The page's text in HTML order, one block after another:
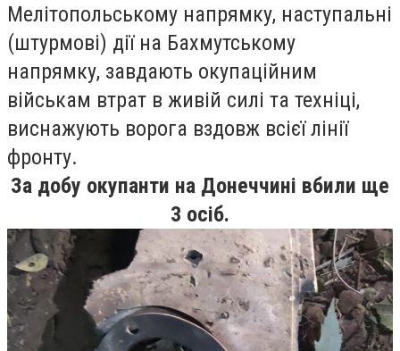
Мелітопольському напрямку, наступальні
(штурмові) дії на Бахмутському
напрямку, завдають окупаційним
військам втрат в живій силі та техніці,
виснажують ворога вздовж всієї лінії
фронту.
За добу окупанти на Донеччині вбили ще
3 осіб.